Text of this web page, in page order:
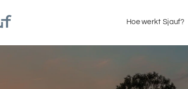
Hoe werkt Sjauf?